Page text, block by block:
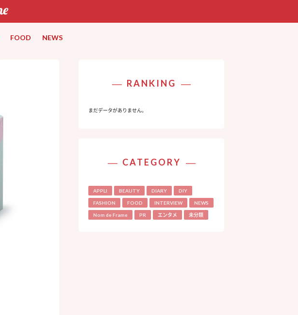
FOOD NEWS
RANKING
まだデータがありません。
CATEGORY
APPLI BEAUTY DIARY DIY
FASHION FOOD INTERVIEW NEWS
Nom de Frame PR エンタメ 未分類